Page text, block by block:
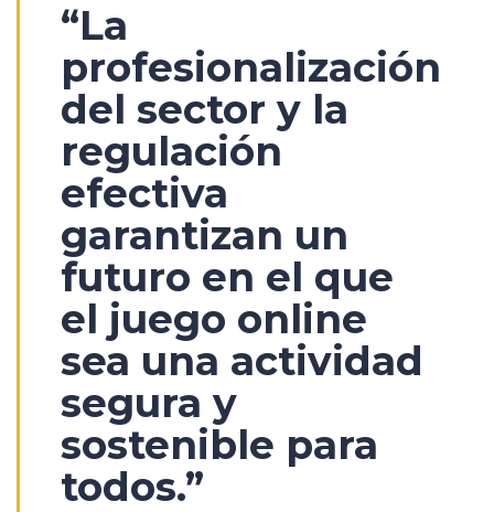
“La
profesionalización
del sector y la
regulación
efectiva
garantizan un
futuro en el que
el juego online
sea una actividad
segura y
sostenible para
todos.”